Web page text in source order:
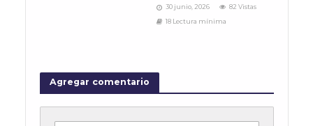
30 junio, 2026
82 Vistas
18 Lectura mínima
Agregar comentario